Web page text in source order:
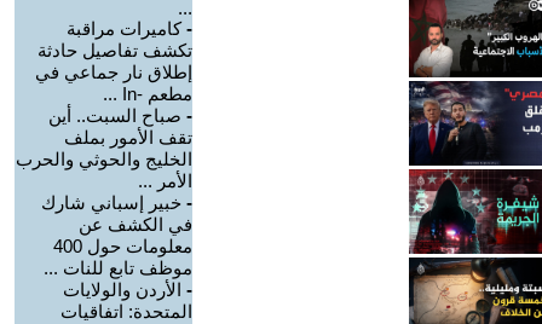
...
-كاميرات مراقبة
تكشف تفاصيل حادثة
إطلاق نار جماعي في
مطعم -In ...
- صباح السبت.. أين
تقف الأمور بملف
الخليج والحوثي والحرب
الأمر ...
- خبير إسباني شارك
في الكشف عن
معلومات حول 400
موظف تابع للنات ...
- الأردن والولايات
المتحدة: اتفاقيات